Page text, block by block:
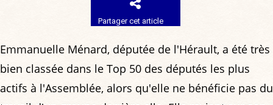
Partager cet article
Emmanuelle Ménard, députée de l'Hérault, a été très
bien classée dans le Top 50 des députés les plus
actifs à l'Assemblée, alors qu'elle ne bénéficie pas du